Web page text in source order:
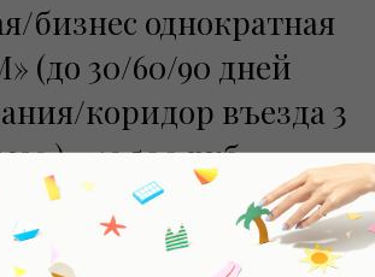
бизнес однократная
(до 30/60/90 дней
коридор въезда 3
- 19 500 руб
бизнес дв укратная